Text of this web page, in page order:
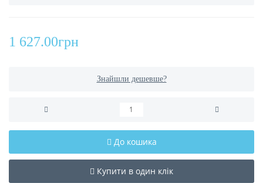
1 627.00грн
Знайшли дешевше?
До кошика
Купити в один клік